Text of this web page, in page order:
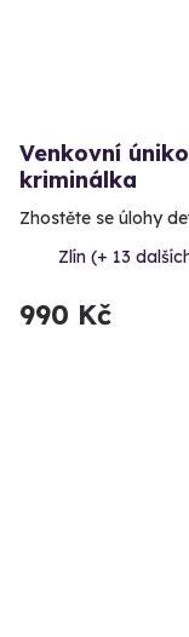
Venkovní
kriminálka
Zhostěte se úlohy
Zlín (+ 13
990 Kč